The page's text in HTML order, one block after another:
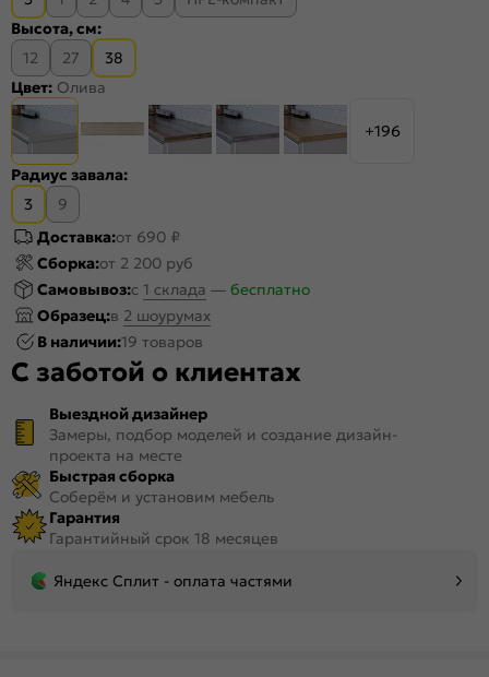
Высота, см:
12
27
38
Цвет: Олива
+196
Радиус завала:
3
9
Доставка:от 690 ₽
Сборка:от 2 200 руб
Самовывоз:c 1 склада — бесплатно
Образец:в 2 шоурумах
В наличии:19 товаров
С заботой о клиентах
Выездной дизайнер
Замеры, подбор моделей и создание дизайн-
проекта на месте
Быстрая сборка
Соберём и установим мебель
Гарантия
Гарантийный срок 18 месяцев
Яндекс Сплит - оплата частями